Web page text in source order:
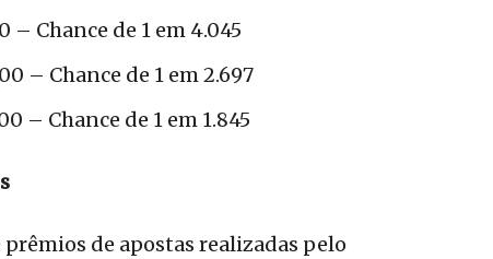
– Chance de 1 em 4.045
– Chance de 1 em 2.697
– Chance de 1 em 1.845
de apostas realizadas pelo